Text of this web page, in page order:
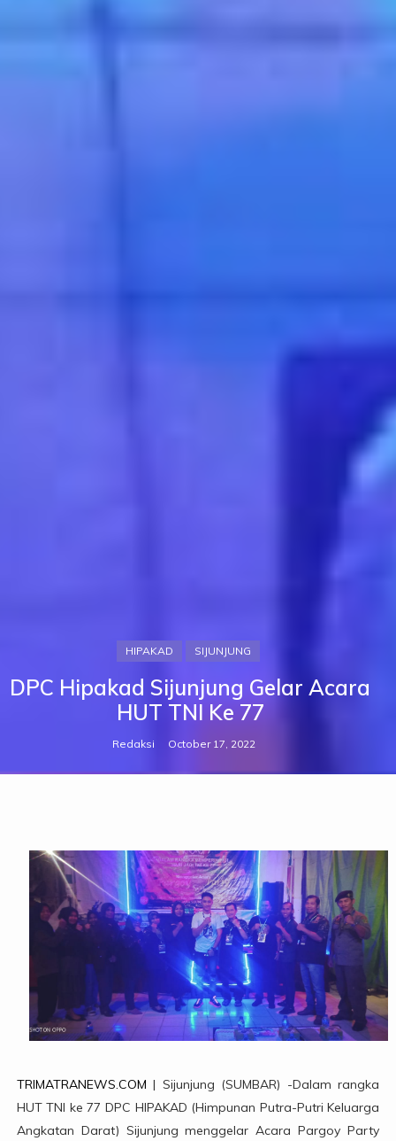
HIPAKAD SIJUNJUNG
DPC Hipakad Sijunjung Gelar Acara
HUT TNI Ke 77
Redaksi October 17, 2022
TRIMATRANEWS.COM | Sijunjung (SUMBAR) -Dalam rangka
HUT TNI ke 77 DPC HIPAKAD (Himpunan Putra-Putri Keluarga
Angkatan Darat) Sijunjung menggelar Acara Pargoy Party